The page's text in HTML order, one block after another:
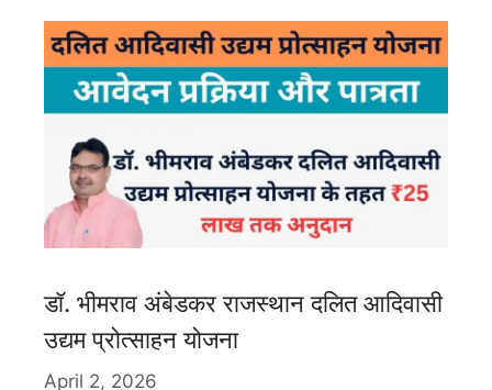
डॉ. भीमराव अंबेडकर राजस्थान दलित आदिवासी
उद्यम प्रोत्साहन योजना
April 2, 2026